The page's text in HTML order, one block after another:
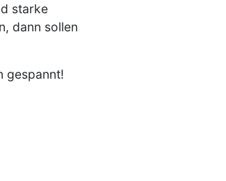
starke
dann sollen
gespannt!